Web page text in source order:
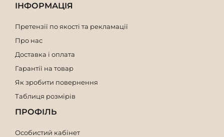
ІНФОРМАЦІЯ
Претензії по якості та рекламації
Про нас
Доставка і оплата
Гарантії на товар
Як зробити повернення
Таблиця розмірів
ПРОФІЛЬ
Особистий кабінет